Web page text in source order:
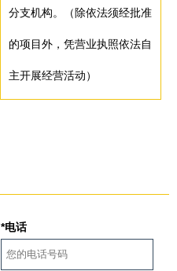
分支机构。（除依法须经批准
的项目外，凭营业执照依法自
主开展经营活动）
*电话